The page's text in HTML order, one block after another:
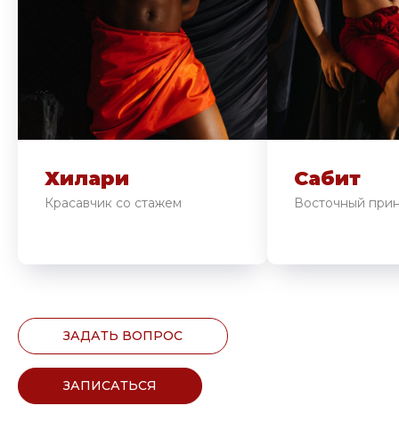
Хилари
Красавчик со стажем
Сабит
Восточный
ЗАДАТЬ ВОПРОС
ЗАПИСАТЬСЯ